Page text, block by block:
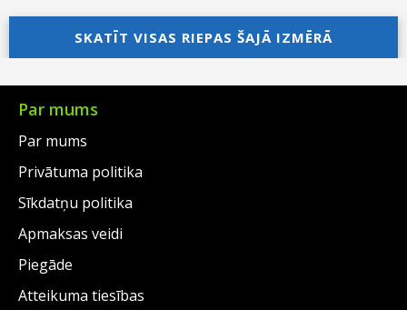
price
was:
€105.00.
Current
price
is:
€69.00.
price
was:
€94.00.
Current
price
is:
SKATĪT VISAS RIEPAS ŠAJĀ IZMĒRĀ
Par mums
Par mums
Privātuma politika
Sīkdatņu politika
Apmaksas veidi
Piegāde
Atteikuma tiesības